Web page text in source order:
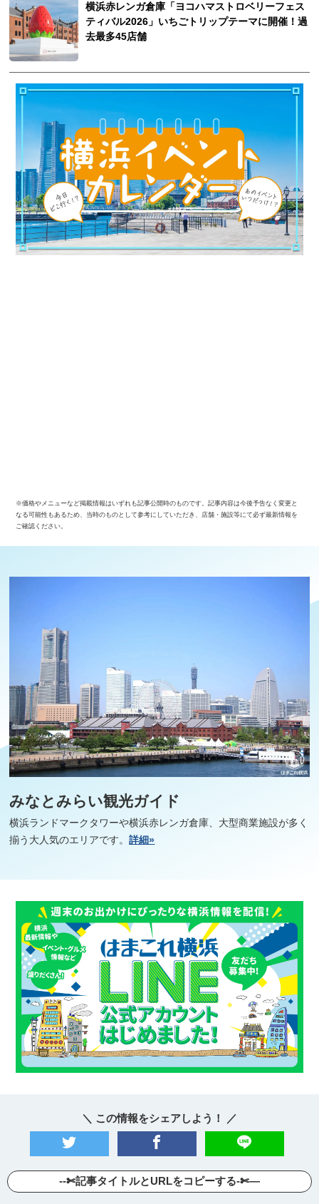
横浜赤レンガ倉庫「ヨコハマストロベリーフェス
ティバル2026」いちごトリップテーマに開催！過
去最多45店舗
※価格やメニューなど掲載情報はいずれも記事公開時のものです。記事内容は今後予告なく変更と
なる可能性もあるため、当時のものとして参考にしていただき、店舗・施設等にて必ず最新情報を
ご確認ください。
みなとみらい観光ガイド
横浜ランドマークタワーや横浜赤レンガ倉庫、大型商業施設が多く
揃う大人気のエリアです。詳細»
＼ この情報をシェアしよう！ ／
--✄記事タイトルとURLをコピーする-✄—